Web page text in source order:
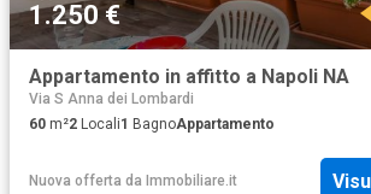
1.250 €
Appartamento in affitto a Napoli NA
Via S Anna dei Lombardi
60 m²2 Locali1 BagnoAppartamento
Nuova offerta da Immobiliare.it